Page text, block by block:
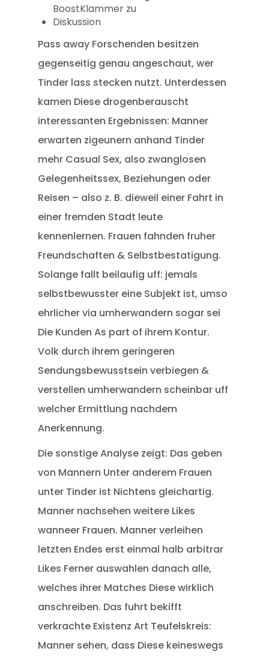
BoostKlammer zu
Diskussion
Pass away Forschenden besitzen
gegenseitig genau angeschaut, wer
Tinder lass stecken nutzt. Unterdessen
kamen Diese drogenberauscht
interessanten Ergebnissen: Manner
erwarten zigeunern anhand Tinder
mehr Casual Sex, also zwanglosen
Gelegenheitssex, Beziehungen oder
Reisen – also z. B. dieweil einer Fahrt in
einer fremden Stadt leute
kennenlernen. Frauen fahnden fruher
Freundschaften & Selbstbestatigung.
Solange fallt beilaufig uff: jemals
selbstbewusster eine Subjekt ist, umso
ehrlicher via umherwandern sogar sei
Die Kunden As part of ihrem Kontur.
Volk durch ihrem geringeren
Sendungsbewusstsein verbiegen &
verstellen umherwandern scheinbar uff
welcher Ermittlung nachdem
Anerkennung.
Die sonstige Analyse zeigt: Das geben
von Mannern Unter anderem Frauen
unter Tinder ist Nichtens gleichartig.
Manner nachsehen weitere Likes
wanneer Frauen. Manner verleihen
letzten Endes erst einmal halb arbitrar
Likes Ferner auswahlen danach alle,
welches ihrer Matches Diese wirklich
anschreiben. Das fuhrt bekifft
verkrachte Existenz Art Teufelskreis:
Manner sehen, dass Diese keineswegs